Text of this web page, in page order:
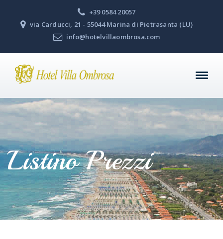
+39 0584 20057
via Carducci, 21 - 55044 Marina di Pietrasanta (LU)
info@hotelvillaombrosa.com
Listino Prezzi